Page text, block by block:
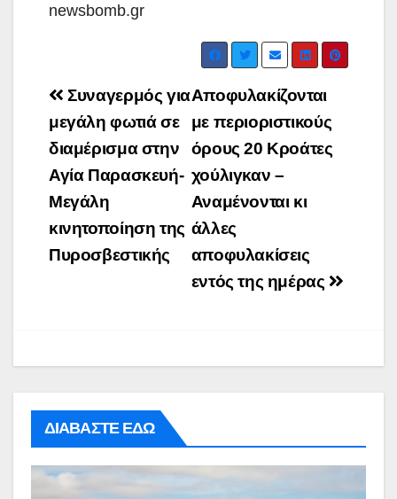
newsbomb.gr
Post
navigation
Αποφυλακίζονται
με περιοριστικούς
όρους 20 Κροάτες
χούλιγκαν –
Αναμένονται κι
άλλες
αποφυλακίσεις
εντός της ημέρας
Συναγερμός για
μεγάλη φωτιά σε
διαμέρισμα στην
Αγία Παρασκευή-
Μεγάλη
κινητοποίηση της
Πυροσβεστικής
ΔΙΑΒΑΣΤΕ ΕΔΩ